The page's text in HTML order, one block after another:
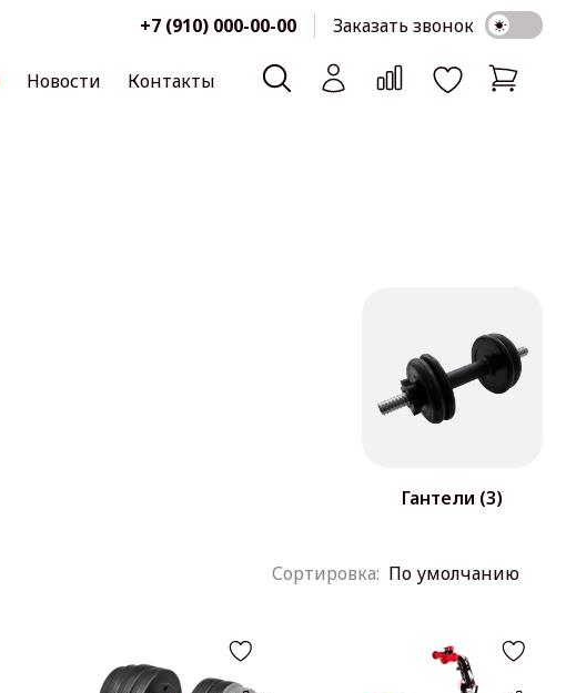
+7 (910) 000-00-00 Заказать звонок
Новости Контакты
Гантели (3)
По умолчанию